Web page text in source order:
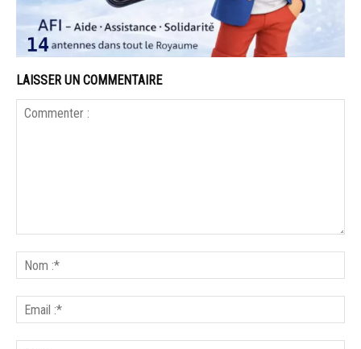
LAISSER UN COMMENTAIRE